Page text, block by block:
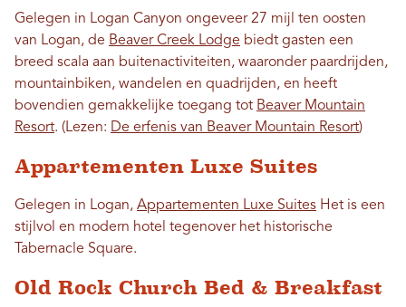
Gelegen in Logan Canyon ongeveer 27 mijl ten oosten
van Logan, de Beaver Creek Lodge biedt gasten een
breed scala aan buitenactiviteiten, waaronder paardrijden,
mountainbiken, wandelen en quadrijden, en heeft
bovendien gemakkelijke toegang tot Beaver Mountain
Resort. (Lezen: De erfenis van Beaver Mountain Resort)
Appartementen Luxe Suites
Gelegen in Logan, Appartementen Luxe Suites Het is een
stijlvol en modern hotel tegenover het historische
Tabernacle Square.
Old Rock Church Bed & Breakfast